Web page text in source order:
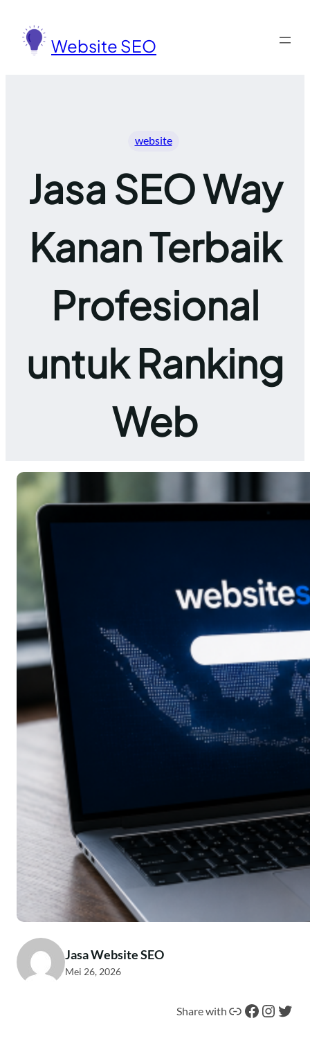
konten
Website SEO
website
Jasa SEO Way
Kanan Terbaik
Profesional
untuk Ranking
Web
Jasa Website SEO
Mei 26, 2026
Share with Tautan Facebook Instagram Twitter